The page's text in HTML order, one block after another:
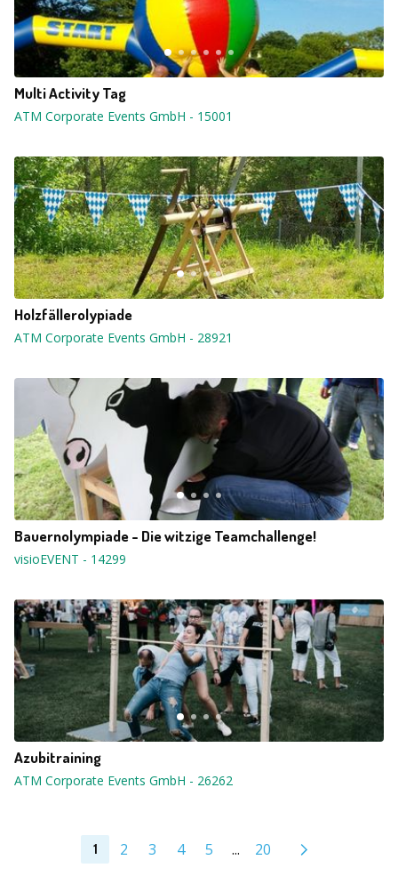
Multi Activity Tag
ATM Corporate Events GmbH - 15001
Holzfällerolypiade
ATM Corporate Events GmbH - 28921
Bauernolympiade - Die witzige Teamchallenge!
visioEVENT - 14299
Azubitraining
ATM Corporate Events GmbH - 26262
1 2 3 4 5 ... 20